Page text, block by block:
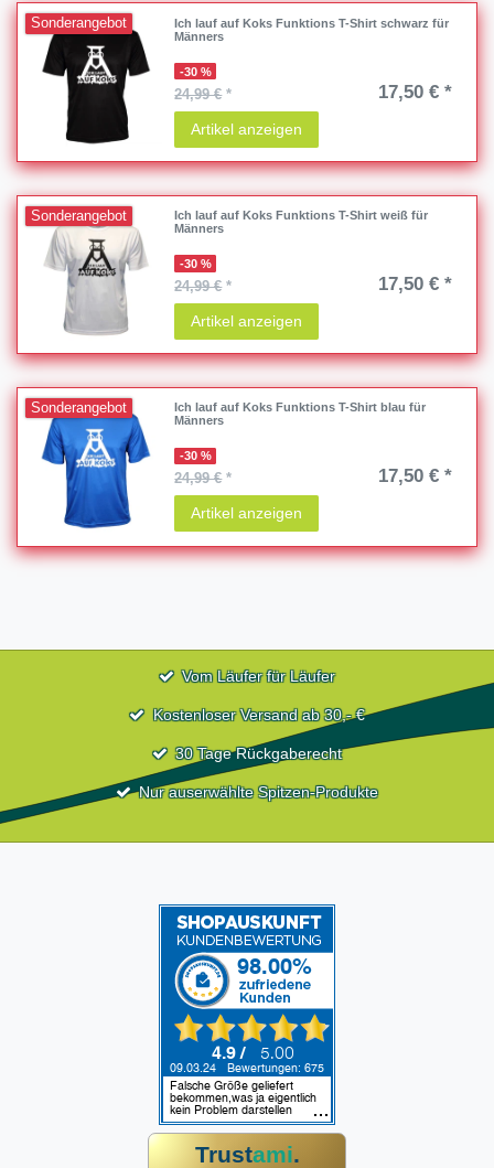
Sonderangebot
Ich lauf auf Koks Funktions T-Shirt schwarz für
Männers
-30 %
24,99 €* 17,50 € *
Artikel anzeigen
Sonderangebot
Ich lauf auf Koks Funktions T-Shirt weiß für
Männers
-30 %
24,99 €* 17,50 € *
Artikel anzeigen
Sonderangebot
Ich lauf auf Koks Funktions T-Shirt blau für
Männers
-30 %
24,99 €* 17,50 € *
Artikel anzeigen
Vom Läufer für Läufer
Kostenloser Versand ab 30,- €
30 Tage Rückgaberecht
Nur auserwählte Spitzen-Produkte
Trustami.